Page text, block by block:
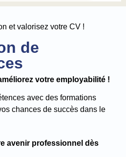
et valorisez votre CV !
de
votre employabilité !
avec des formations
chances de succès dans le
avenir professionnel dès